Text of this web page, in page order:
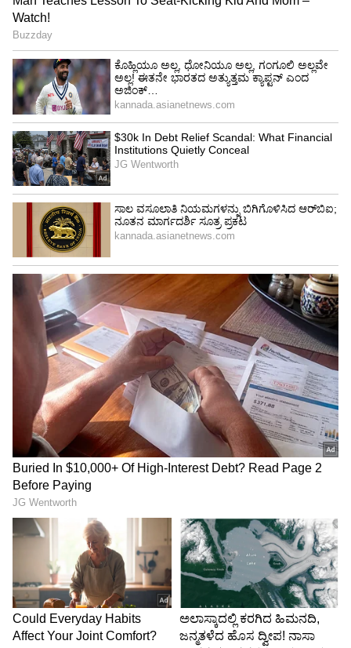
ಹಲವು ಕಾಮಗಾರಿಗಳ ಅಂದಾಜು ಪತ್ರಿಕೆ ಒಟ್ಟುಗೂಡಿಸಿ
ಪ್ಯಾಕೇಜ್‌ ಮಾಡುತ್ತಿರುವುದು ಒಪ್ಪಿತವಲ್ಲ. ಇದನ್ನು
ನಿಲ್ಲಿಸಬೇಕು. ಕಾಮಗಾರಿ ಟೆಂಡರ್‌ಗಳನ್ನು ನಿಯಮದಂತೆ
ಕೆಡಬ್ಲು-5 ಮತ್ತು ಕೆಡಬ್ಲು-6ನಲ್ಲಿ ಕರೆಯದೇ ತಮಗೆ ಬೇಕಾದ
ಗುತ್ತಿಗೆದಾರರಿಗೆ ಅನುಕೂಲ ಮಾಡಲು ಅದನ್ನು ಕೆಡಬ್ಲು-4ನಲ್ಲಿ
ಕರೆಯುತ್ತಿದ್ದಾರೆ. ಈ ಕುರಿತು ಸೂಕ್ತ ಕ್ರಮ ಕ್ರಮ ಕೈಗೊಳ್ಳಬೇಕು
ಎಂದು ಮನವಿ ಮಾಡಿದರು.
ಸಂಘದ ಕಾರ್ಯದರ್ಶಿ ರವೀಂದ್ರ ಮಾನೆ, ಅಷ್ಪಾಕ ಬೆಟಗೇರಿ
ಸುದ್ದಿಗೋಷ್ಠಿಯಲ್ಲಿದ್ದರು.